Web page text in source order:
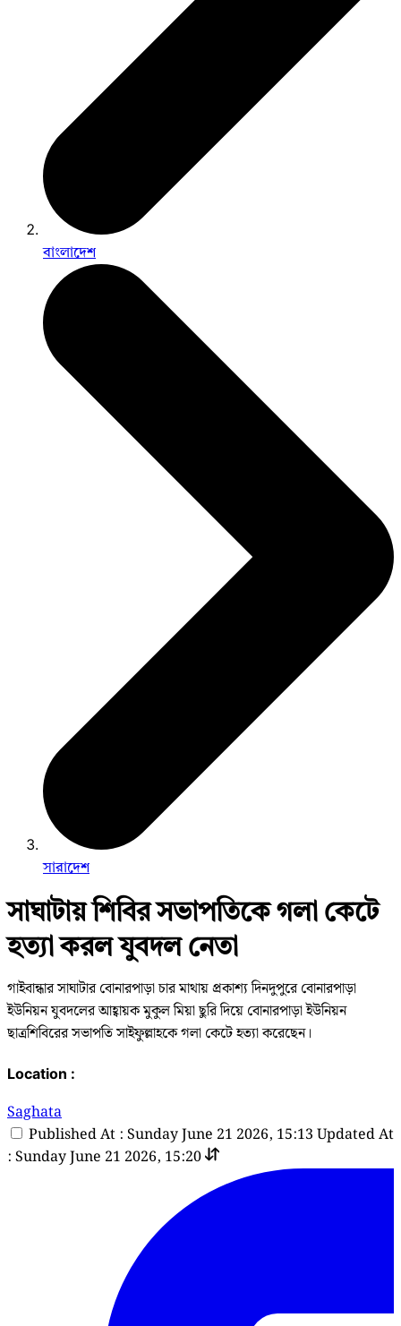
বাংলাদেশ
সারাদেশ
সাঘাটায় শিবির সভাপতিকে গলা কেটে
হত্যা করল যুবদল নেতা
গাইবান্ধার সাঘাটার বোনারপাড়া চার মাথায় প্রকাশ্য দিনদুপুরে বোনারপাড়া
ইউনিয়ন যুবদলের আহ্বায়ক মুকুল মিয়া ছুরি দিয়ে বোনারপাড়া ইউনিয়ন
ছাত্রশিবিরের সভাপতি সাইফুল্লাহকে গলা কেটে হত্যা করেছেন।
Location :
Saghata
Published At : Sunday June 21 2026, 15:13 Updated At
: Sunday June 21 2026, 15:20